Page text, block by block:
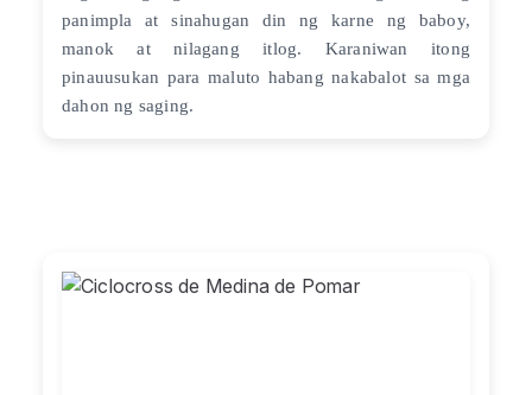
panimpla at sinahugan din ng karne ng baboy,
manok at nilagang itlog. Karaniwan itong
pinauusukan para maluto habang nakabalot sa mga
dahon ng saging.